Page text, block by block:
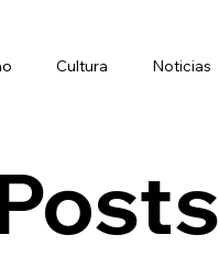
Cultura Noticias